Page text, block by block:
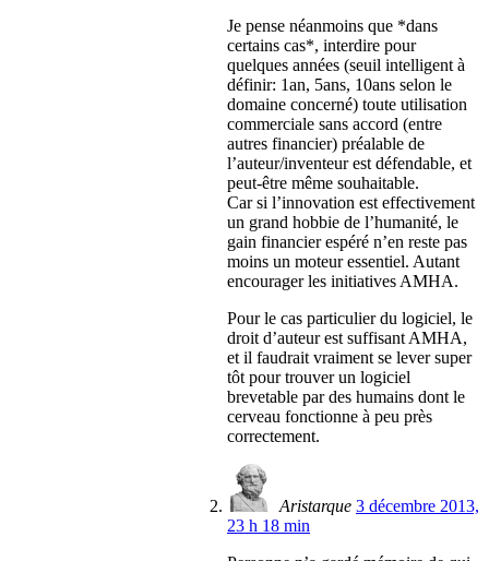
Je pense néanmoins que *dans
certains cas*, interdire pour
quelques années (seuil intelligent à
définir: 1an, 5ans, 10ans selon le
domaine concerné) toute utilisation
commerciale sans accord (entre
autres financier) préalable de
l’auteur/inventeur est défendable, et
peut-être même souhaitable.
Car si l’innovation est effectivement
un grand hobbie de l’humanité, le
gain financier espéré n’en reste pas
moins un moteur essentiel. Autant
encourager les initiatives AMHA.
Pour le cas particulier du logiciel, le
droit d’auteur est suffisant AMHA,
et il faudrait vraiment se lever super
tôt pour trouver un logiciel
brevetable par des humains dont le
cerveau fonctionne à peu près
correctement.
Aristarque 3 décembre 2013,
23 h 18 min